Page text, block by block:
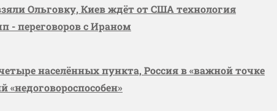
Ольговку, Киев ждёт от США технология
- переговоров с Ираном
населённых пункта, Россия в «важной точке
«недоговороспособен»